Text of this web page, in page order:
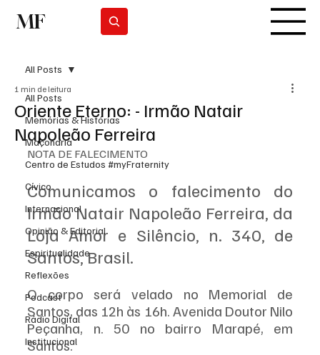
MF
All Posts
Memórias & Histórias
Maçonaria
Centro de Estudos #myFraternity
Cívico
Internacional
Opinião & Editorial
Espiritualidade
Reflexões
Podcast
Rádio Digital
Institucional
All Posts
Oriente Eterno: - Irmão Natair
Napoleão Ferreira
1 min de leitura
NOTA DE FALECIMENTO
Comunicamos o falecimento do
Irmão Natair Napoleão Ferreira, da
Loja Amor e Silêncio, n. 340, de
Santos, Brasil.
O corpo será velado no Memorial de
Santos, das 12h às 16h. Avenida Doutor Nilo
Peçanha, n. 50 no bairro Marapé, em
Santos.